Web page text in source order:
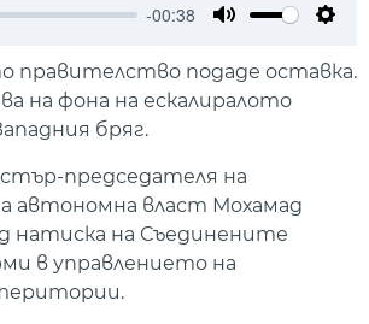
-00:38
правителство подаде оставка.
на фона на ескалиралото
бряг.
председателя на
автономна власт Мохамад
натиска на Съединените
в управлението на